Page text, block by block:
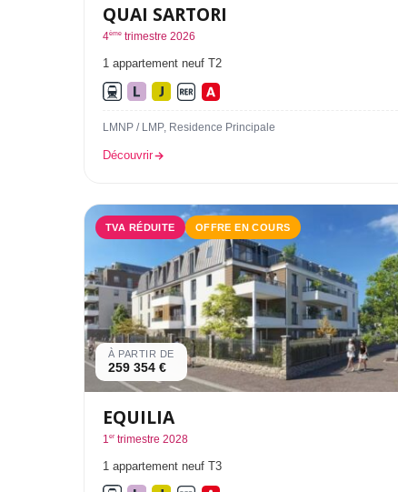
QUAI SARTORI
4ème trimestre 2026
1 appartement neuf T2
LMNP / LMP, Residence Principale
Découvrir
TVA RÉDUITE OFFRE EN COURS
À PARTIR DE
259 354 €
EQUILIA
1ertrimestre 2028
1 appartement neuf T3